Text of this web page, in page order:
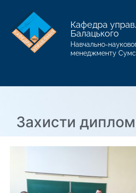
Кафедра
Балацького
Навчально-
менеджменту
Захисти